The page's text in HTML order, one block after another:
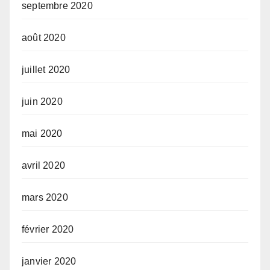
septembre 2020
août 2020
juillet 2020
juin 2020
mai 2020
avril 2020
mars 2020
février 2020
janvier 2020